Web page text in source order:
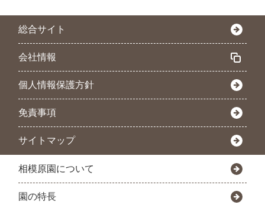
総合サイト
会社情報
個人情報保護方針
免責事項
サイトマップ
相模原園について
園の特長